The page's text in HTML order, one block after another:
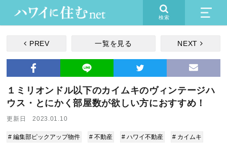
検索
PREV 一覧を見る NEXT
１ミリオンドル以下のカイムキのヴィンテージハ
ウス・とにかく部屋数が欲しい方におすすめ！
更新日 2023.01.10
# 編集部ピックアップ物件 # 不動産 # ハワイ不動産 # カイムキ